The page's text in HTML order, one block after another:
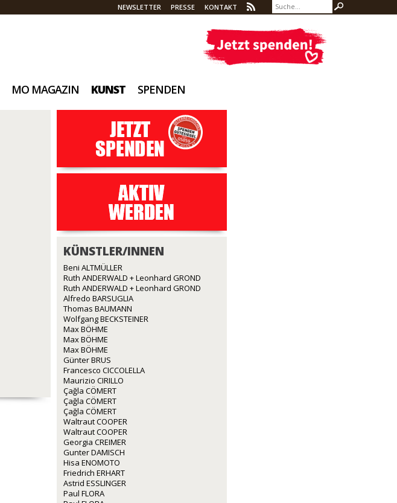
NEWSLETTER PRESSE KONTAKT
MO MAGAZIN KUNST SPENDEN
KÜNSTLER/INNEN
Beni ALTMÜLLER
Ruth ANDERWALD + Leonhard GROND
Ruth ANDERWALD + Leonhard GROND
Alfredo BARSUGLIA
Thomas BAUMANN
Wolfgang BECKSTEINER
Max BÖHME
Max BÖHME
Max BÖHME
Günter BRUS
Francesco CICCOLELLA
Maurizio CIRILLO
Çağla CÖMERT
Çağla CÖMERT
Çağla CÖMERT
Waltraut COOPER
Waltraut COOPER
Georgia CREIMER
Gunter DAMISCH
Hisa ENOMOTO
Friedrich ERHART
Astrid ESSLINGER
Paul FLORA